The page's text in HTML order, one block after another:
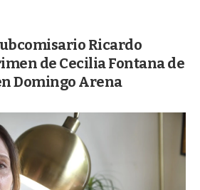
Ricardo
de Cecilia Fontana de
Domingo Arena